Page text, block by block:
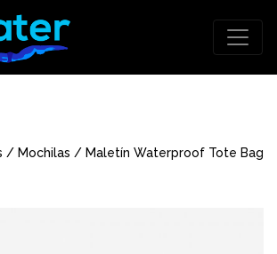
/ Mochilas / Maletín Waterproof Tote Bag